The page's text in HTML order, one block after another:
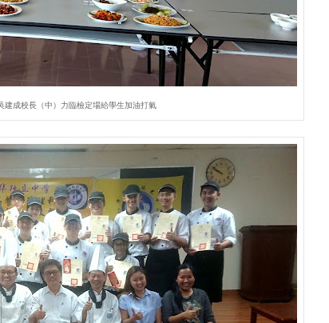
建成校長（中）力臨檢定場給學生加油打氣